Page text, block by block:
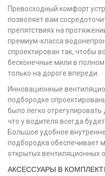
Превосходный комфорт
позволяет вам
препятствиях на
премиум-класса
спроектирован так, чтобы
бесконечные мили в
только на дороге впереди.
Инновационные
подбородке
было легко
что у водителя всегда
Большое удобное
подбородка обеспечивает
открытых вентиляционных
АКСЕССУАРЫ В КОМПЛЕКТ